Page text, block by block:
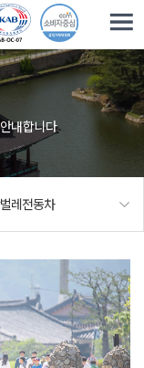
내합니다.
레전동차